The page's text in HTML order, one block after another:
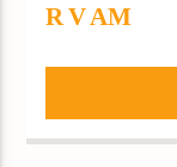
R V AM